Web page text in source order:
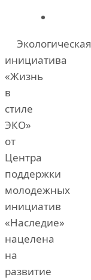
Экологическая
инициатива
«Жизнь
в
стиле
ЭКО»
от
Центра
поддержки
молодежных
инициатив
«Наследие»
нацелена
на
развитие